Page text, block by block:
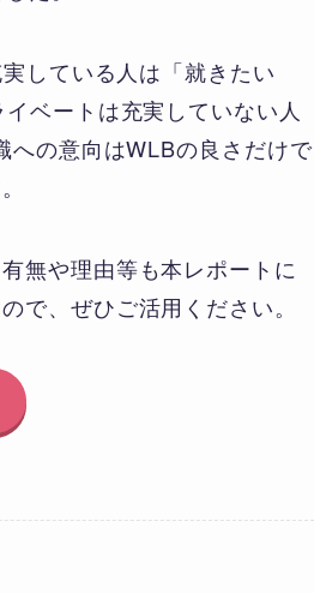
している人は「就きたい
ベートは充実していない人
への意向はWLBの良さだけで
無や理由等も本レポートに
で、ぜひご活用ください。